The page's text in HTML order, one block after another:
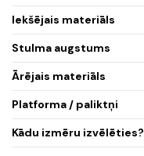
Iekšējais materiāls
Stulma augstums
Ārējais materiāls
Platforma / paliktņi
Kādu izmēru izvēlēties?